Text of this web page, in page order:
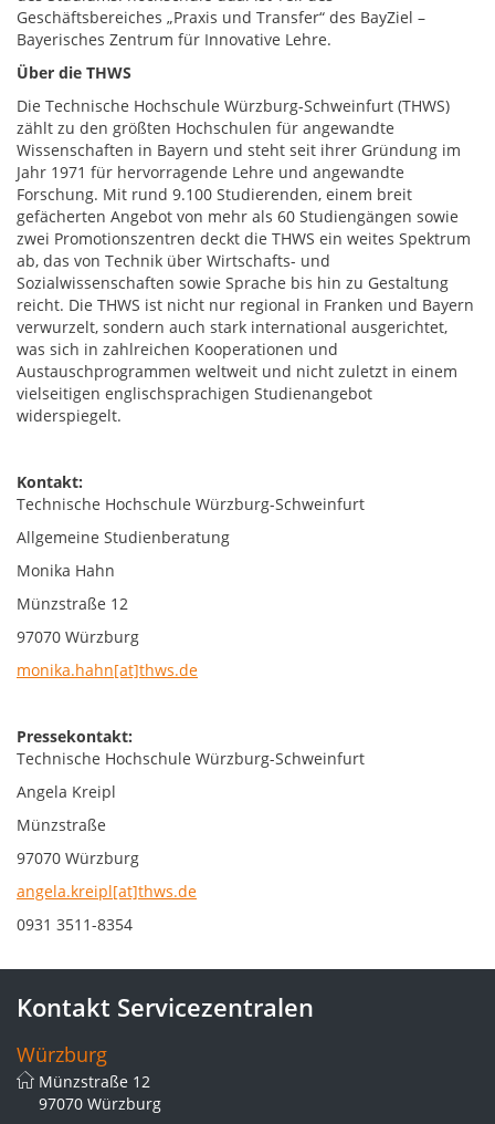
Geschäftsbereiches „Praxis und Transfer“ des BayZiel –
Bayerisches Zentrum für Innovative Lehre.
Über die THWS
Die Technische Hochschule Würzburg-Schweinfurt (THWS)
zählt zu den größten Hochschulen für angewandte
Wissenschaften in Bayern und steht seit ihrer Gründung im
Jahr 1971 für hervorragende Lehre und angewandte
Forschung. Mit rund 9.100 Studierenden, einem breit
gefächerten Angebot von mehr als 60 Studiengängen sowie
zwei Promotionszentren deckt die THWS ein weites Spektrum
ab, das von Technik über Wirtschafts- und
Sozialwissenschaften sowie Sprache bis hin zu Gestaltung
reicht. Die THWS ist nicht nur regional in Franken und Bayern
verwurzelt, sondern auch stark international ausgerichtet,
was sich in zahlreichen Kooperationen und
Austauschprogrammen weltweit und nicht zuletzt in einem
vielseitigen englischsprachigen Studienangebot
widerspiegelt.
Kontakt:
Technische Hochschule Würzburg-Schweinfurt
Allgemeine Studienberatung
Monika Hahn
Münzstraße 12
97070 Würzburg
monika.hahn[at]thws.de
Pressekontakt:
Technische Hochschule Würzburg-Schweinfurt
Angela Kreipl
Münzstraße
97070 Würzburg
angela.kreipl[at]thws.de
0931 3511-8354
Kontakt Servicezentralen
Würzburg
Münzstraße 12
97070 Würzburg